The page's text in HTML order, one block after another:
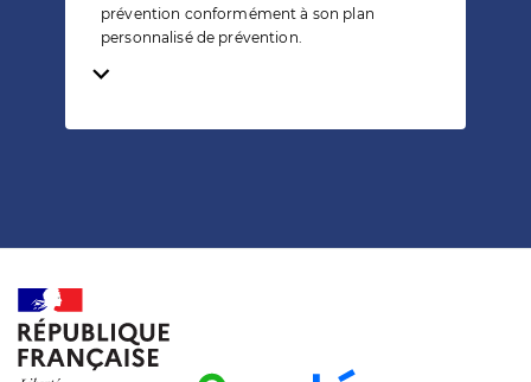
prévention conformément à son plan
personnalisé de prévention.
Temps de lecture